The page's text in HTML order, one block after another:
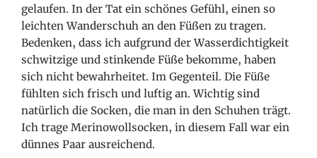
gelaufen. In der Tat ein schönes Gefühl, einen so
leichten Wanderschuh an den Füßen zu tragen.
Bedenken, dass ich aufgrund der Wasserdichtigkeit
schwitzige und stinkende Füße bekomme, haben
sich nicht bewahrheitet. Im Gegenteil. Die Füße
fühlten sich frisch und luftig an. Wichtig sind
natürlich die Socken, die man in den Schuhen trägt.
Ich trage Merinowollsocken, in diesem Fall war ein
dünnes Paar ausreichend.